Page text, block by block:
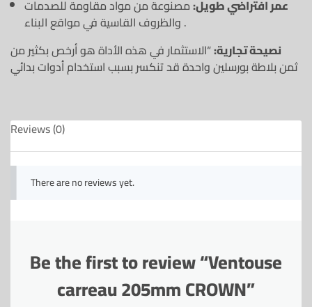
عمر افتراضي طويل:مصنوعة من مواد مقاومة للصدمات
والظروف القاسية في مواقع البناء .
نصيحة تجارية:“الاستثمار في هذه الأداة هو أرخص بكثير من
ثمن بلاطة بورسلين واحدة قد تنكسر بسبب استخدام أدوات بدائي
Reviews (0)
There are no reviews yet.
Be the first to review “Ventouse
carreau 205mm CROWN”